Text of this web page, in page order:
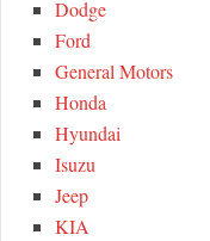
Dodge
Ford
General Motors
Honda
Hyundai
Isuzu
Jeep
KIA